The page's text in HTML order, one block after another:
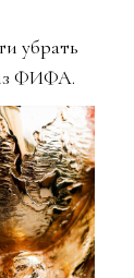
убрать
ФИФА.